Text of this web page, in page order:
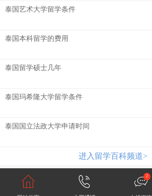
泰国艺术大学留学条件
泰国本科留学的费用
泰国留学硕士几年
泰国玛希隆大学留学条件
泰国国立法政大学申请时间
进入留学百科频道>
2